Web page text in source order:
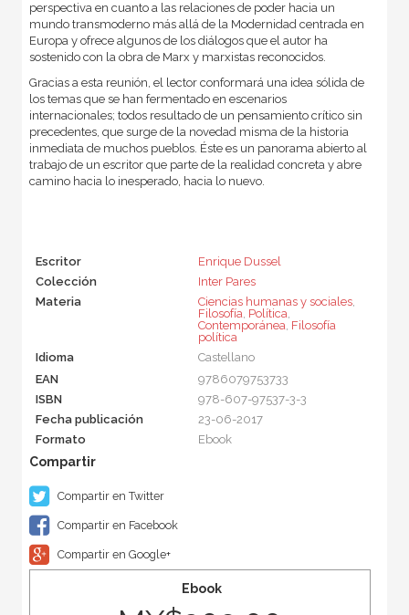
perspectiva en cuanto a las relaciones de poder hacia un
mundo transmoderno más allá de la Modernidad centrada en
Europa y ofrece algunos de los diálogos que el autor ha
sostenido con la obra de Marx y marxistas reconocidos.
Gracias a esta reunión, el lector conformará una idea sólida de
los temas que se han fermentado en escenarios
internacionales; todos resultado de un pensamiento crítico sin
precedentes, que surge de la novedad misma de la historia
inmediata de muchos pueblos. Éste es un panorama abierto al
trabajo de un escritor que parte de la realidad concreta y abre
camino hacia lo inesperado, hacia lo nuevo.
Escritor
Enrique Dussel
Colección
Inter Pares
Materia
Ciencias humanas y sociales,
Filosofía, Política,
Contemporánea, Filosofía
política
Idioma
Castellano
EAN
9786079753733
ISBN
978-607-97537-3-3
Fecha publicación
23-06-2017
Formato
Ebook
Compartir en Twitter
Compartir en Facebook
Compartir en Google+
Ebook